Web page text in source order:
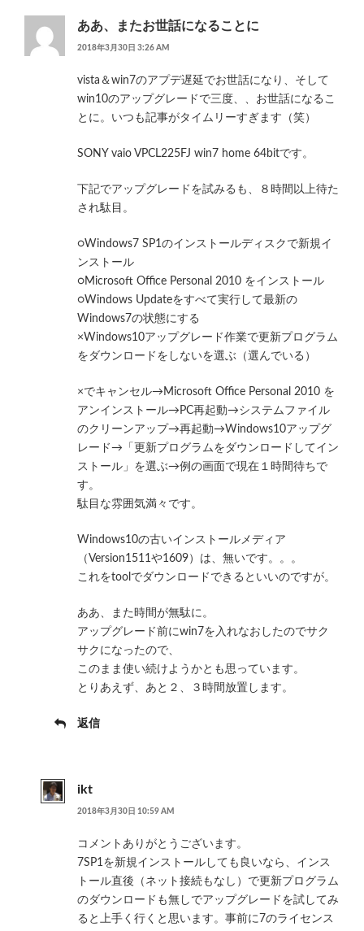
ああ、またお世話になることに
2018年3月30日 3:26 AM
vista＆win7のアプデ遅延でお世話になり、そして
win10のアップグレードで三度、、お世話になるこ
とに。いつも記事がタイムリーすぎます（笑）
SONY vaio VPCL225FJ win7 home 64bitです。
下記でアップグレードを試みるも、８時間以上待た
され駄目。
○Windows7 SP1のインストールディスクで新規イ
ンストール
○Microsoft Office Personal 2010 をインストール
○Windows Updateをすべて実行して最新の
Windows7の状態にする
×Windows10アップグレード作業で更新プログラム
をダウンロードをしないを選ぶ（選んでいる）
×でキャンセル→Microsoft Office Personal 2010 を
アンインストール→PC再起動→システムファイル
のクリーンアップ→再起動→Windows10アップグ
レード→「更新プログラムをダウンロードしてイン
ストール」を選ぶ→例の画面で現在１時間待ちで
す。
駄目な雰囲気満々です。
Windows10の古いインストールメディア
（Version1511や1609）は、無いです。。。
これをtoolでダウンロードできるといいのですが。
ああ、また時間が無駄に。
アップグレード前にwin7を入れなおしたのでサク
サクになったので、
このまま使い続けようかとも思っています。
とりあえず、あと２、３時間放置します。
返信
ikt
2018年3月30日 10:59 AM
コメントありがとうございます。
7SP1を新規インストールしても良いなら、インス
トール直後（ネット接続もなし）で更新プログラム
のダウンロードも無しでアップグレードを試してみ
ると上手く行くと思います。事前に7のライセンス